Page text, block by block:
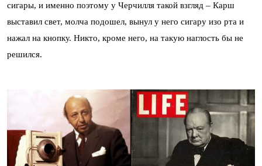
сигары, и именно поэтому у Черчилля такой взгляд – Карш
выставил свет, молча подошел, вынул у него сигару изо рта и
нажал на кнопку. Никто, кроме него, на такую наглость бы не
решился.